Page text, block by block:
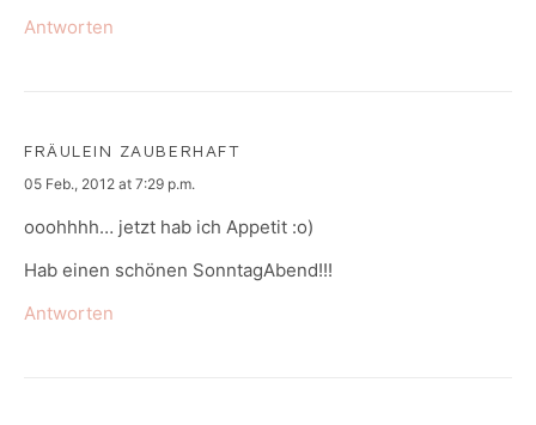
Antworten
FRÄULEIN ZAUBERHAFT
says:
05 Feb., 2012 at 7:29 p.m.
ooohhhh… jetzt hab ich Appetit :o)
Hab einen schönen SonntagAbend!!!
Antworten